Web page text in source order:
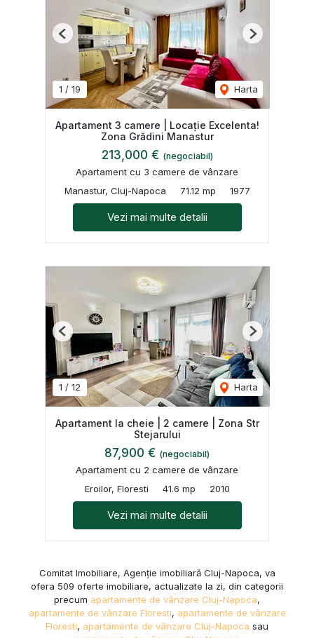
1 / 19 Harta
Previous Next
Apartament 3 camere | Locație Excelenta!
Zona Grădini Manastur
213,000 € (negociabil)
Apartament cu 3 camere de vânzare
Manastur, Cluj-Napoca
71.12 mp 1977
Vezi mai multe detalii
1 / 12 Harta
Previous Next
Apartament la cheie | 2 camere | Zona Str
Stejarului
87,900 € (negociabil)
Apartament cu 2 camere de vânzare
Eroilor, Floresti
41.6 mp 2010
Vezi mai multe detalii
Comitat Imobiliare, Agenție imobiliară Cluj-Napoca, va
ofera 509 oferte imobiliare, actualizate la zi, din categorii
precum apartamente de vânzare Cluj-Napoca,
apartamente de vânzare Floresti, apartamente de vânzare
Floresti, apartamente de vânzare Cluj-Napoca sau